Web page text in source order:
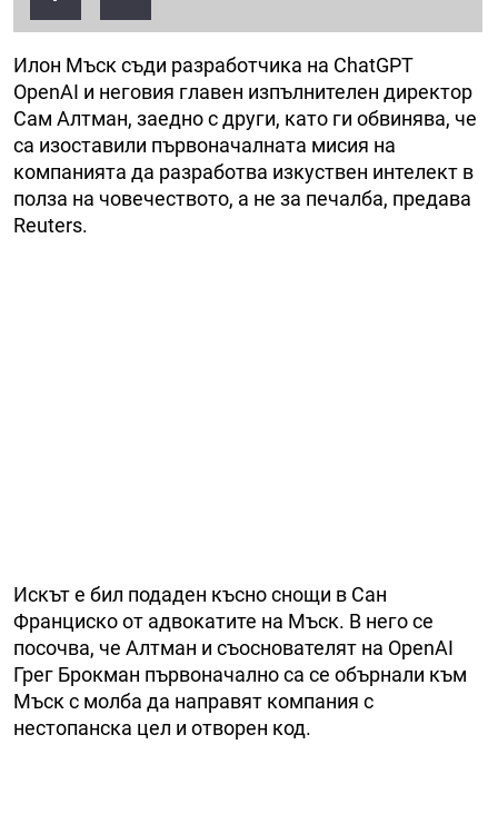
Илон Мъск съди разработчика на ChatGPT
OpenAI и неговия главен изпълнителен директор
Сам Алтман, заедно с други, като ги обвинява, че
са изоставили първоначалната мисия на
компанията да разработва изкуствен интелект в
полза на човечеството, а не за печалба, предава
Reuters.
Искът е бил подаден късно снощи в Сан
Франциско от адвокатите на Мъск. В него се
посочва, че Алтман и съоснователят на OpenAI
Грег Брокман първоначално са се обърнали към
Мъск с молба да направят компания с
нестопанска цел и отворен код.